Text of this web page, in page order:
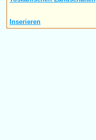
Inserieren